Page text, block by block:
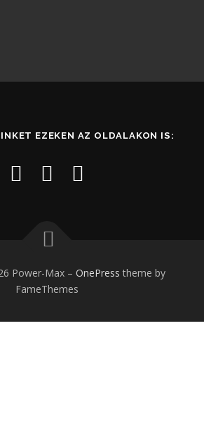
EZEKEN AZ OLDALAKON IS:
Power-Max – OnePress theme by
FameThemes